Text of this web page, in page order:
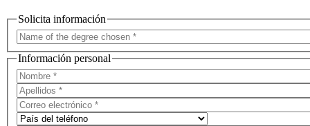
Solicita información
Información personal